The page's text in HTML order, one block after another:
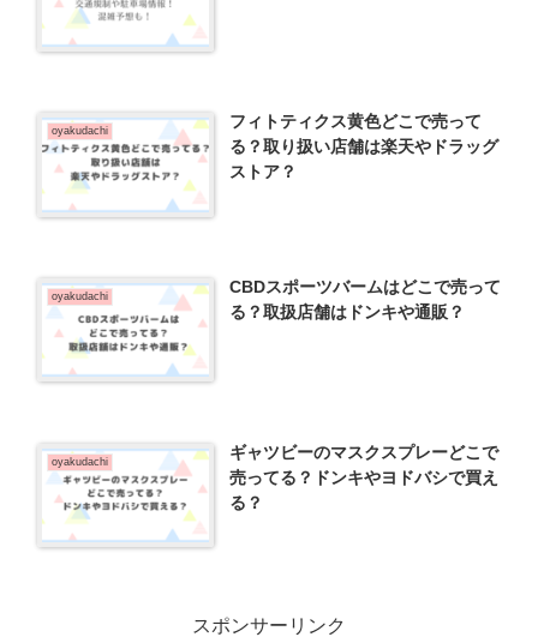
oyakudachi
フィトティクス黄色どこで売って
る？取り扱い店舗は楽天やドラッグ
ストア？
oyakudachi
CBDスポーツバームはどこで売って
る？取扱店舗はドンキや通販？
oyakudachi
ギャツビーのマスクスプレーどこで
売ってる？ドンキやヨドバシで買え
る？
スポンサーリンク